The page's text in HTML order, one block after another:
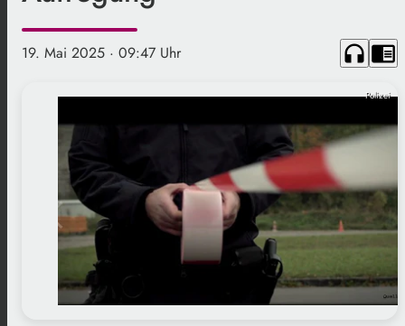
19. Mai 2025 · 09:47 Uhr headphones chrome_reader_mode
Polizei